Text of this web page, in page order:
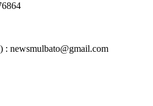
: newsmulbato@gmail.com